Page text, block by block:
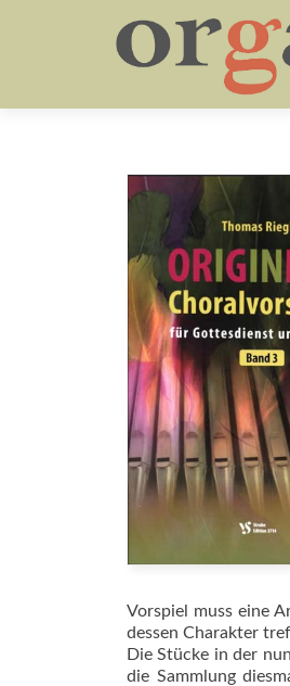
Vorspiel muss eine
dessen Charakter
Die Stücke in der
die Sammlung